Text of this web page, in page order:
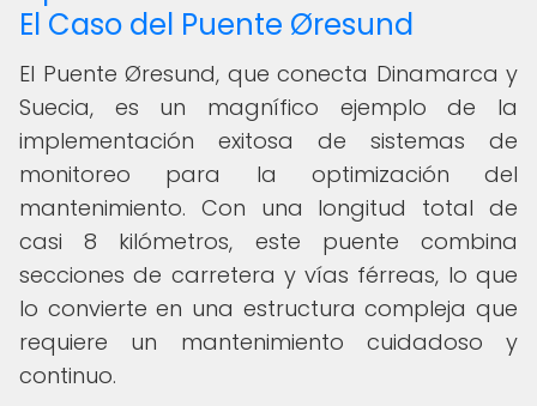
El Caso del Puente Øresund
El Puente Øresund, que conecta Dinamarca y
Suecia, es un magnífico ejemplo de la
implementación exitosa de sistemas de
monitoreo para la optimización del
mantenimiento. Con una longitud total de
casi 8 kilómetros, este puente combina
secciones de carretera y vías férreas, lo que
lo convierte en una estructura compleja que
requiere un mantenimiento cuidadoso y
continuo.